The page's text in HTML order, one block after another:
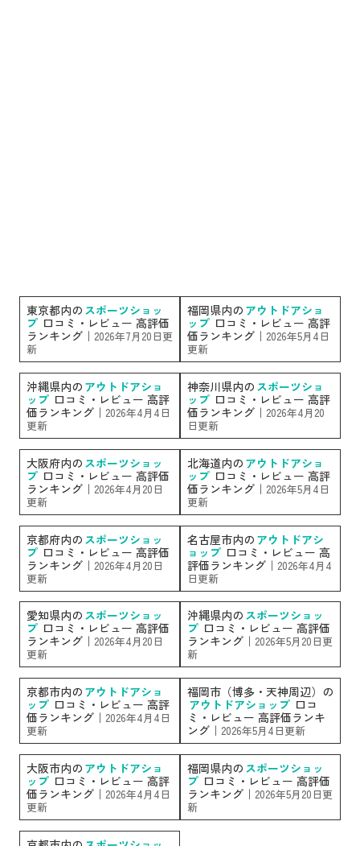
東京都内の スポーツショッ
プ 口コミ・レビュー 高評価
ランキング｜ 2026年7月20日更
新
福岡県内の アウトドアショ
ップ 口コミ・レビュー 高評
価ランキング｜ 2026年5月4日
更新
沖縄県内の アウトドアショ
ップ 口コミ・レビュー 高評
価ランキング｜ 2026年4月4日
更新
神奈川県内の スポーツショ
ップ 口コミ・レビュー 高評
価ランキング｜ 2026年4月20
日更新
大阪府内の スポーツショッ
プ 口コミ・レビュー 高評価
ランキング｜ 2026年4月20日
更新
北海道内の アウトドアショ
ップ 口コミ・レビュー 高評
価ランキング｜ 2026年5月4日
更新
京都府内の スポーツショッ
プ 口コミ・レビュー 高評価
ランキング｜ 2026年4月20日
更新
名古屋市内の アウトドアシ
ョップ 口コミ・レビュー 高
評価ランキング｜ 2026年4月4
日更新
愛知県内の スポーツショッ
プ 口コミ・レビュー 高評価
ランキング｜ 2026年4月20日
更新
沖縄県内の スポーツショッ
プ 口コミ・レビュー 高評価
ランキング｜ 2026年5月20日更
新
京都市内の アウトドアショ
ップ 口コミ・レビュー 高評
価ランキング｜ 2026年4月4日
更新
福岡市（博多・天神周辺）の
アウトドアショップ 口コ
ミ・レビュー 高評価ランキ
ング｜ 2026年5月4日更新
大阪市内の アウトドアショ
ップ 口コミ・レビュー 高評
価ランキング｜ 2026年4月4日
更新
福岡県内の スポーツショッ
プ 口コミ・レビュー 高評価
ランキング｜ 2026年5月20日更
新